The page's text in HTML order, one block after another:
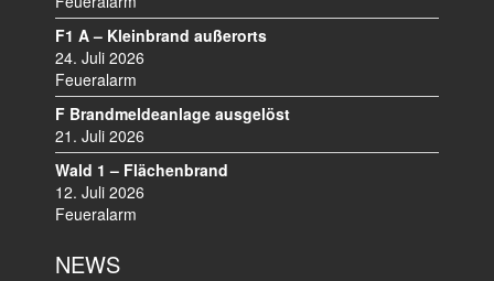
F1 A – Kleinbrand außerorts
24. Juli 2026
Feueralarm
F Brandmeldeanlage ausgelöst
21. Juli 2026
Wald 1 – Flächenbrand
12. Juli 2026
Feueralarm
NEWS